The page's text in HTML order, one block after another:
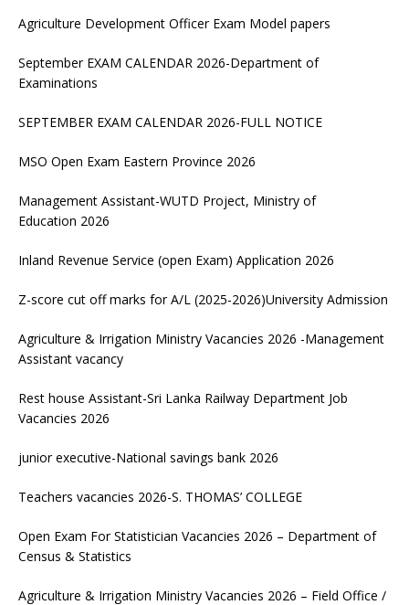
Agriculture Development Officer Exam Model papers
September EXAM CALENDAR 2026-Department of
Examinations
SEPTEMBER EXAM CALENDAR 2026-FULL NOTICE
MSO Open Exam Eastern Province 2026
Management Assistant-WUTD Project, Ministry of
Education 2026
Inland Revenue Service (open Exam) Application 2026
Z-score cut off marks for A/L (2025-2026)University Admission
Agriculture & Irrigation Ministry Vacancies 2026 -Management
Assistant vacancy
Rest house Assistant-Sri Lanka Railway Department Job
Vacancies 2026
junior executive-National savings bank 2026
Teachers vacancies 2026-S. THOMAS’ COLLEGE
Open Exam For Statistician Vacancies 2026 – Department of
Census & Statistics
Agriculture & Irrigation Ministry Vacancies 2026 – Field Office /